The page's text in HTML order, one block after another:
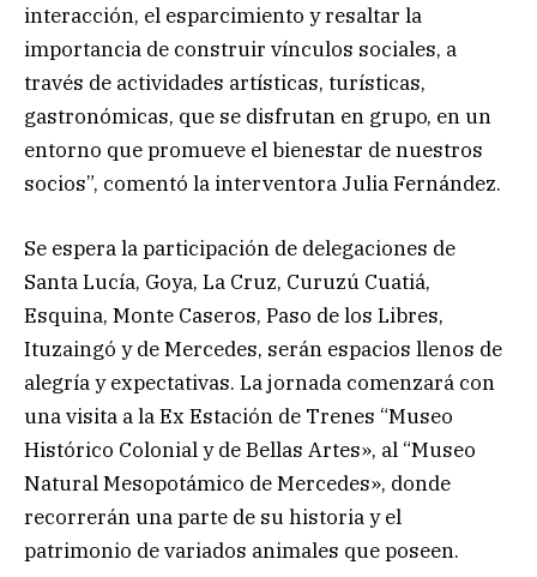
interacción, el esparcimiento y resaltar la
importancia de construir vínculos sociales, a
través de actividades artísticas, turísticas,
gastronómicas, que se disfrutan en grupo, en un
entorno que promueve el bienestar de nuestros
socios”, comentó la interventora Julia Fernández.
Se espera la participación de delegaciones de
Santa Lucía, Goya, La Cruz, Curuzú Cuatiá,
Esquina, Monte Caseros, Paso de los Libres,
Ituzaingó y de Mercedes, serán espacios llenos de
alegría y expectativas. La jornada comenzará con
una visita a la Ex Estación de Trenes “Museo
Histórico Colonial y de Bellas Artes», al “Museo
Natural Mesopotámico de Mercedes», donde
recorrerán una parte de su historia y el
patrimonio de variados animales que poseen.